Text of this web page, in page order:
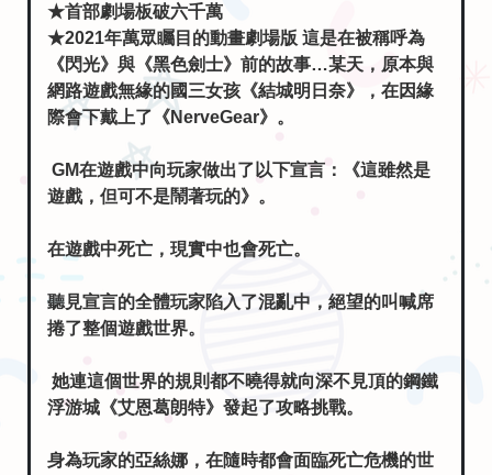
★首部劇場板破六千萬
★2021年萬眾矚目的動畫劇場版 這是在被稱呼為
《閃光》與《黑色劍士》前的故事…某天，原本與
網路遊戲無緣的國三女孩《結城明日奈》，在因緣
際會下戴上了《NerveGear》。
GM在遊戲中向玩家做出了以下宣言：《這雖然是
遊戲，但可不是鬧著玩的》。
在遊戲中死亡，現實中也會死亡。
聽見宣言的全體玩家陷入了混亂中，絕望的叫喊席
捲了整個遊戲世界。
她連這個世界的規則都不曉得就向深不見頂的鋼鐵
浮游城《艾恩葛朗特》發起了攻略挑戰。
身為玩家的亞絲娜，在隨時都會面臨死亡危機的世